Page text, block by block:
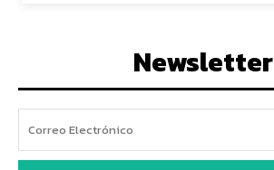
Newsletter